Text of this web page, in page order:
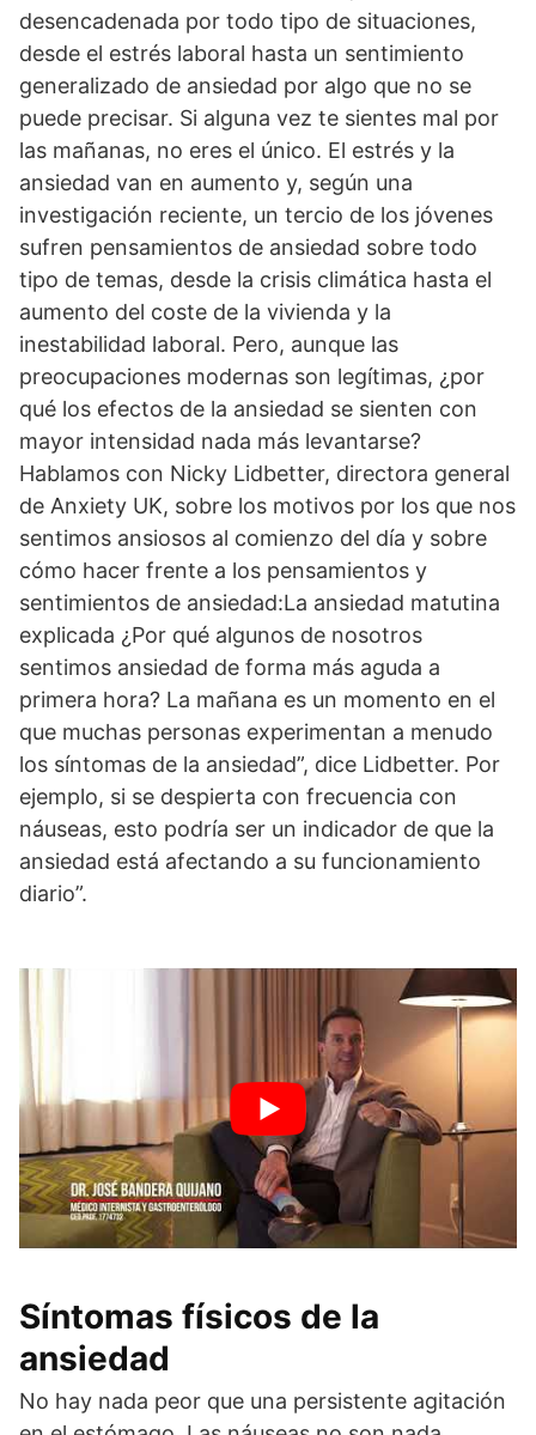
desencadenada por todo tipo de situaciones,
desde el estrés laboral hasta un sentimiento
generalizado de ansiedad por algo que no se
puede precisar. Si alguna vez te sientes mal por
las mañanas, no eres el único. El estrés y la
ansiedad van en aumento y, según una
investigación reciente, un tercio de los jóvenes
sufren pensamientos de ansiedad sobre todo
tipo de temas, desde la crisis climática hasta el
aumento del coste de la vivienda y la
inestabilidad laboral. Pero, aunque las
preocupaciones modernas son legítimas, ¿por
qué los efectos de la ansiedad se sienten con
mayor intensidad nada más levantarse?
Hablamos con Nicky Lidbetter, directora general
de Anxiety UK, sobre los motivos por los que nos
sentimos ansiosos al comienzo del día y sobre
cómo hacer frente a los pensamientos y
sentimientos de ansiedad:La ansiedad matutina
explicada ¿Por qué algunos de nosotros
sentimos ansiedad de forma más aguda a
primera hora? La mañana es un momento en el
que muchas personas experimentan a menudo
los síntomas de la ansiedad”, dice Lidbetter. Por
ejemplo, si se despierta con frecuencia con
náuseas, esto podría ser un indicador de que la
ansiedad está afectando a su funcionamiento
diario”.
Síntomas físicos de la
ansiedad
No hay nada peor que una persistente agitación